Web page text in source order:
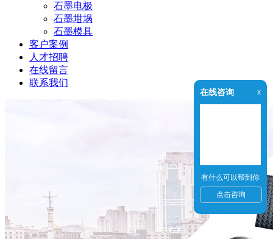
石墨电极
石墨坩埚
石墨模具
客户案例
人才招聘
在线留言
联系我们
在线咨询 x
有什么可以帮到你
点击咨询